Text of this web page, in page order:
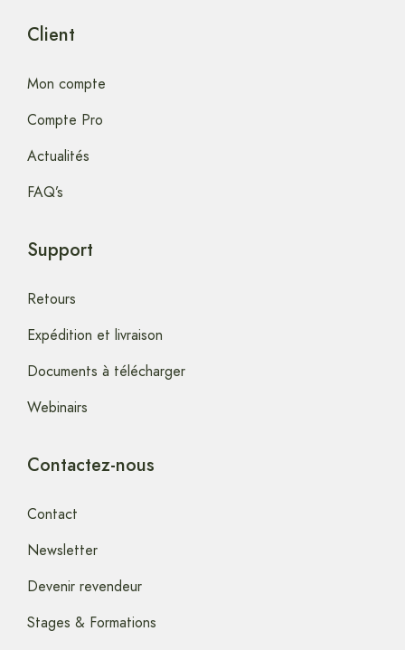
Client
Mon compte
Compte Pro
Actualités
FAQ’s
Support
Retours
Expédition et livraison
Documents à télécharger
Webinairs
Contactez-nous
Contact
Newsletter
Devenir revendeur
Stages & Formations